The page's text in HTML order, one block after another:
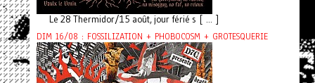
Le 28 Thermidor/15 août, jour férié s [ ... ]
DIM 16/08 : FOSSILIZATION + PHOBOCOSM + GROTESQUERIE